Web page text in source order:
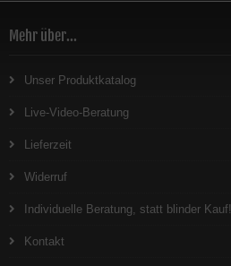
Mehr über...
Unser Produktkatalog
Live-Video-Beratung
Lieferzeit
Widerruf
Individuelle Beratung, statt blinder Kauf!
Kontakt